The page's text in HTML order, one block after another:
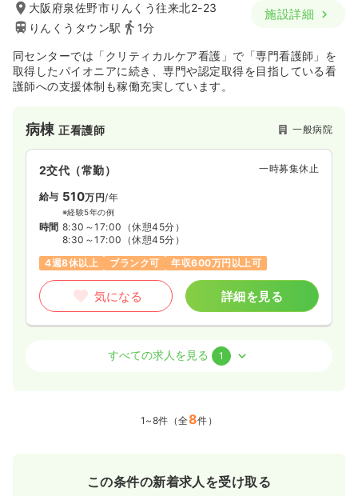
大阪府泉佐野市りんくう往来北2-23
りんくうタウン駅
1分
施設詳細
同センターでは「クリティカルケア看護」で「専門看護師」を
取得したパイオニアに続き、専門や認定取得を目指している看
護師への支援体制も稼働充実しています。
病棟正看護師 一般病院
2交代（常勤） 一時募集休止
給与 510万円/年
※経験5年の例
時間 8:30～17:00 （休憩45分）
8:30～17:00 （休憩45分）
4週8休以上
ブランク可 年収600万円以上可
気になる 詳細を見る
賞与2回
すべての求人を見る 1
1~8件（全8件）
この条件の新着求人を受け取る